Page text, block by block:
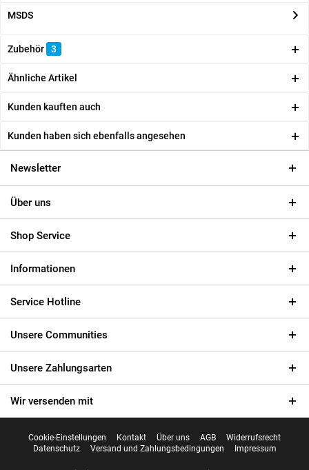
MSDS
Zubehör 3
Ähnliche Artikel
Kunden kauften auch
Kunden haben sich ebenfalls angesehen
Newsletter
Über uns
Shop Service
Informationen
Service Hotline
Unsere Communities
Unsere Zahlungsarten
Wir versenden mit
Cookie-Einstellungen Kontakt Über uns AGB
Widerrufsrecht
Datenschutz
Versand und Zahlungsbedingungen Impressum